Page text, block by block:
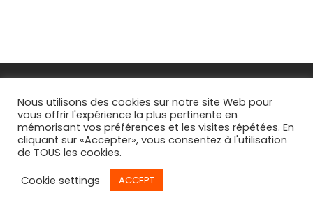
FAQs
CGV
Suivi de commande
2026© ByWilly Bègue
Nous utilisons des cookies sur notre site Web pour
vous offrir l'expérience la plus pertinente en
mémorisant vos préférences et les visites répétées. En
cliquant sur «Accepter», vous consentez à l'utilisation
de TOUS les cookies.
Cookie settings
ACCEPT